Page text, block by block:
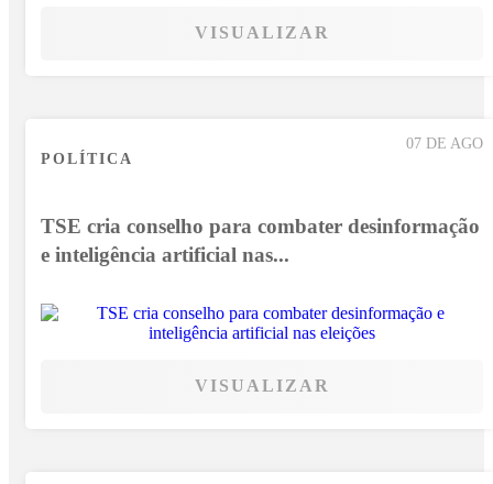
VISUALIZAR
07 DE AGO
POLÍTICA
TSE cria conselho para combater desinformação
e inteligência artificial nas...
VISUALIZAR